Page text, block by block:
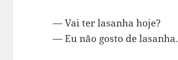
— Vai ter lasanha hoje?
— Eu não gosto de lasanha.